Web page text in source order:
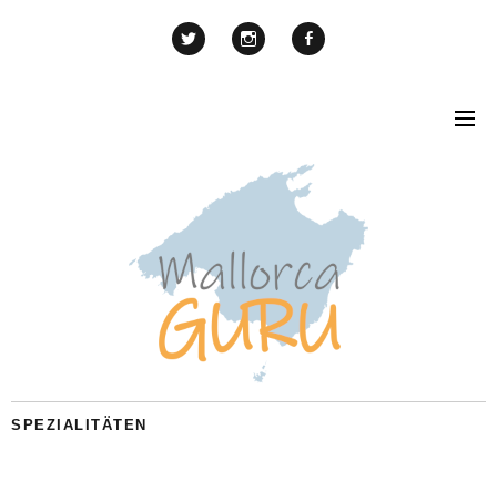
SPEZIALITÄTEN